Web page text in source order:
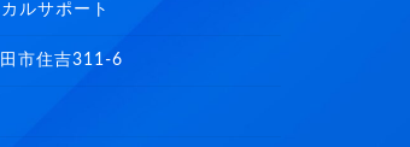
ルサポート
市住吉311-6